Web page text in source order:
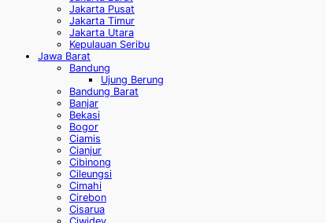
Jakarta Pusat
Jakarta Timur
Jakarta Utara
Kepulauan Seribu
Jawa Barat
Bandung
Ujung Berung
Bandung Barat
Banjar
Bekasi
Bogor
Ciamis
Cianjur
Cibinong
Cileungsi
Cimahi
Cirebon
Cisarua